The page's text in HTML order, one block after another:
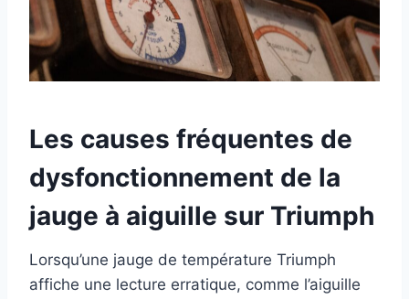
Les causes fréquentes de
dysfonctionnement de la
jauge à aiguille sur Triumph
Lorsqu’une jauge de température Triumph
affiche une lecture erratique, comme l’aiguille